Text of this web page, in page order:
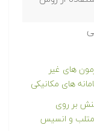
های غیر
های مکانیکی
بر روی
متلب و انسیس